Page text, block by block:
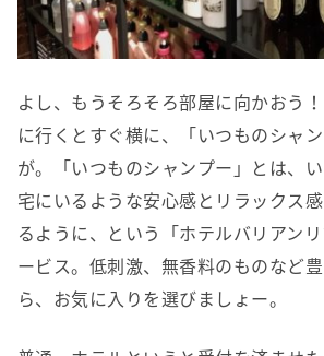
よし、もうそろそろ部屋に向かおう
に行くとすぐ横に、「いつものシャ
が。「いつものシャンプー」とは、
宅にいるような安心感とリラックス
るように、という「ホテルバリアン
ービス。低刺激、無香料のものなど
ら、お気に入りを選びましょー。